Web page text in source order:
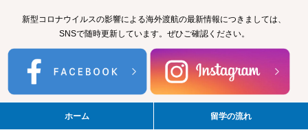
新型コロナウイルスの影響による海外渡航の最新情報につきましては、
SNSで随時更新しています。ぜひご確認ください。
ホーム 留学の流れ